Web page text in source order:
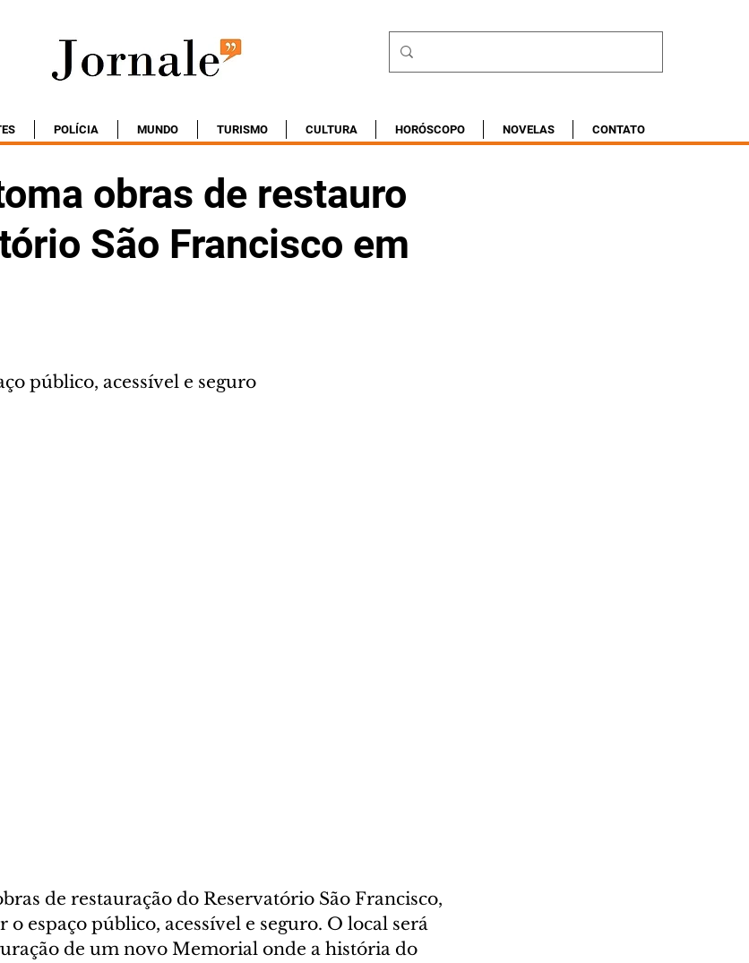
POLÍCIA MUNDO TURISMO CULTURA HORÓSCOPO NOVELAS CONTATO
obras de restauro
São Francisco em
público, acessível e seguro
de restauração do Reservatório São Francisco,
espaço público, acessível e seguro. O local será
de um novo Memorial onde a história do